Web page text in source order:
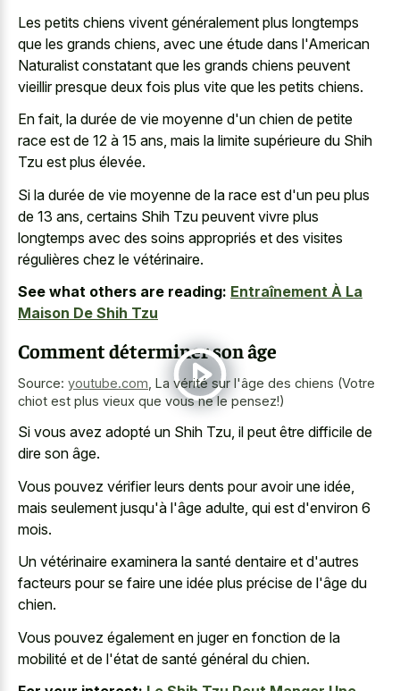
Les petits chiens vivent généralement plus longtemps
que les grands chiens, avec une étude dans l'American
Naturalist constatant que les grands chiens peuvent
vieillir presque deux fois plus vite que les petits chiens.
En fait, la durée de vie moyenne d'un chien de petite
race est de 12 à 15 ans, mais la limite supérieure du Shih
Tzu est plus élevée.
Si la durée de vie moyenne de la race est d'un peu plus
de 13 ans, certains Shih Tzu peuvent vivre plus
longtemps avec des soins appropriés et des visites
régulières chez le vétérinaire.
See what others are reading: Entraînement À La
Maison De Shih Tzu
Comment déterminer son âge
Source: youtube.com La vérité sur l'âge des chiens (Votre
chiot est plus vieux que vous ne le pensez!)
Si vous avez adopté un Shih Tzu, il peut être difficile de
dire son âge.
Vous pouvez vérifier leurs dents pour avoir une idée,
mais seulement jusqu'à l'âge adulte, qui est d'environ 6
mois.
Un vétérinaire examinera la santé dentaire et d'autres
facteurs pour se faire une idée plus précise de l'âge du
chien.
Vous pouvez également en juger en fonction de la
mobilité et de l'état de santé général du chien.